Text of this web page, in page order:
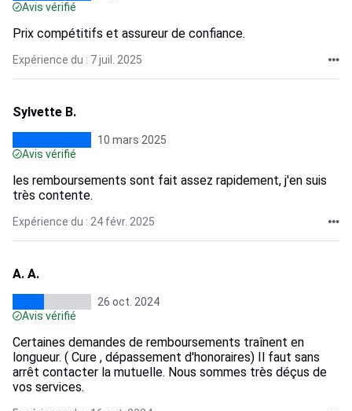
Avis vérifié
Prix compétitifs et assureur de confiance.
Expérience du : 7 juil. 2025
Sylvette B.
10 mars 2025
Avis vérifié
les remboursements sont fait assez rapidement, j'en suis
très contente.
Expérience du : 24 févr. 2025
A. A.
26 oct. 2024
Avis vérifié
Certaines demandes de remboursements traînent en
longueur. ( Cure , dépassement d'honoraires) Il faut sans
arrêt contacter la mutuelle. Nous sommes très déçus de
vos services.